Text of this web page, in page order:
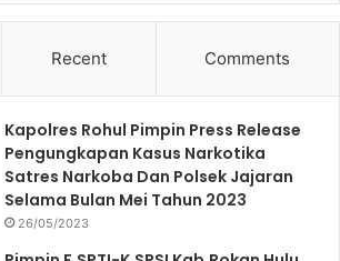
Recent Comments
Kapolres Rohul Pimpin Press Release
Pengungkapan Kasus Narkotika
Satres Narkoba Dan Polsek Jajaran
Selama Bulan Mei Tahun 2023
26/05/2023